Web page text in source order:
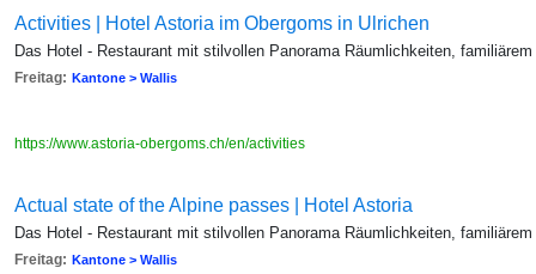
Activities | Hotel Astoria im Obergoms in Ulrichen
Das Hotel - Restaurant mit stilvollen Panorama Räumlichkeiten,
Freitag: Kantone > Wallis
https://www.astoria-obergoms.ch/en/activities
Actual state of the Alpine passes | Hotel Astoria
Das Hotel - Restaurant mit stilvollen Panorama Räumlichkeiten,
Freitag: Kantone > Wallis